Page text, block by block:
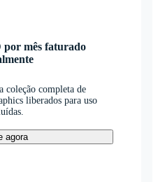
por mês faturado
coleção completa de
liberados para uso
agora